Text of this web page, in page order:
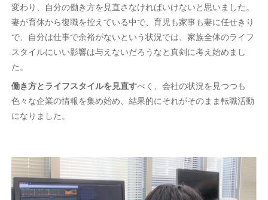
変わり、自分の働き方を見直さなければいけないと思いました。
妻が育休から復職を控えている中で、育児も家事も妻に任せきり
で、自分は仕事で余裕がないという状況では、家族全体のライフ
スタイルにいい影響は与えないだろうなと真剣に考え始めまし
た。
働き方とライフスタイルを見直すべく、会社の状況を見つつも
色々な企業の情報を集め始め、結果的にそれがそのまま転職活動
になりました。